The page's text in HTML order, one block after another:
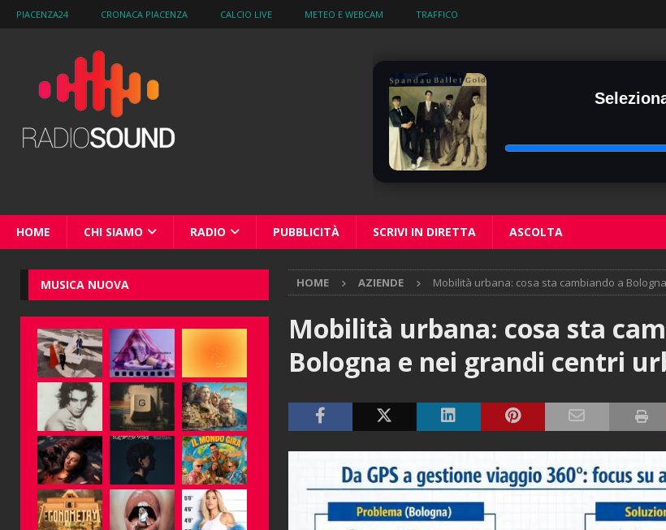
PIACENZA24 CRONACA PIACENZA CALCIO LIVE METEO E WEBCAM TRAFFICO
HOME CHI SIAMO RADIO PUBBLICITÀ SCRIVI IN DIRETTA ASCOLTA
HOME AZIENDE Mobilità urbana: cosa sta cambiando a
Mobilità urbana: cosa sta
Bologna e nei grandi centri
MUSICA NUOVA